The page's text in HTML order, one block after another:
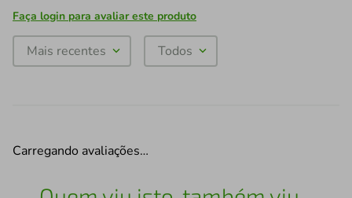
Faça login para avaliar este produto
Mais recentes Todos
Carregando avaliações…